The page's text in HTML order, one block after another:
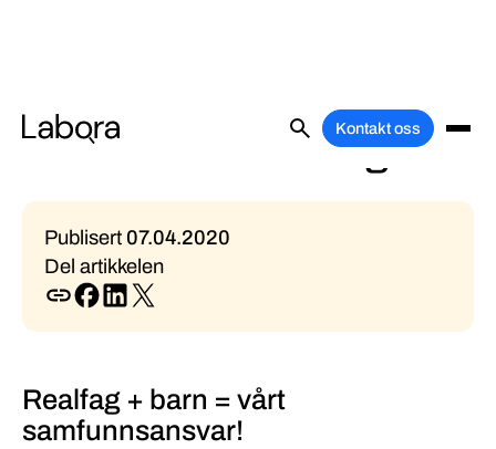
Kontakt oss
Vi liker å introdusere
barna for realfag!
Realfag + barn = vårt
samfunnsansvar!
Publisert 07.04.2020
Del artikkelen